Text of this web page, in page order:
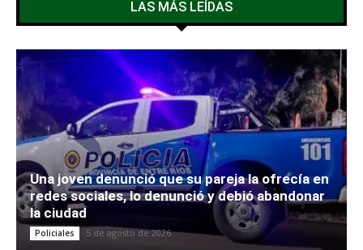
LAS MÁS LEÍDAS
Una joven denunció que su pareja la ofrecía en
redes sociales, lo denunció y debió abandonar
la ciudad
Policiales 5 de agosto de 2026